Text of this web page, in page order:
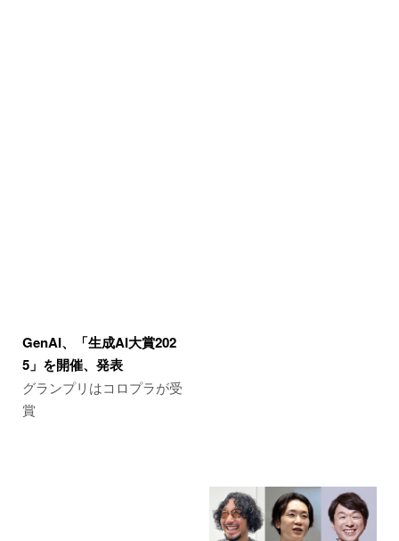
GenAI、「生成AI大賞202
5」を開催、発表
グランプリはコロプラが受
賞